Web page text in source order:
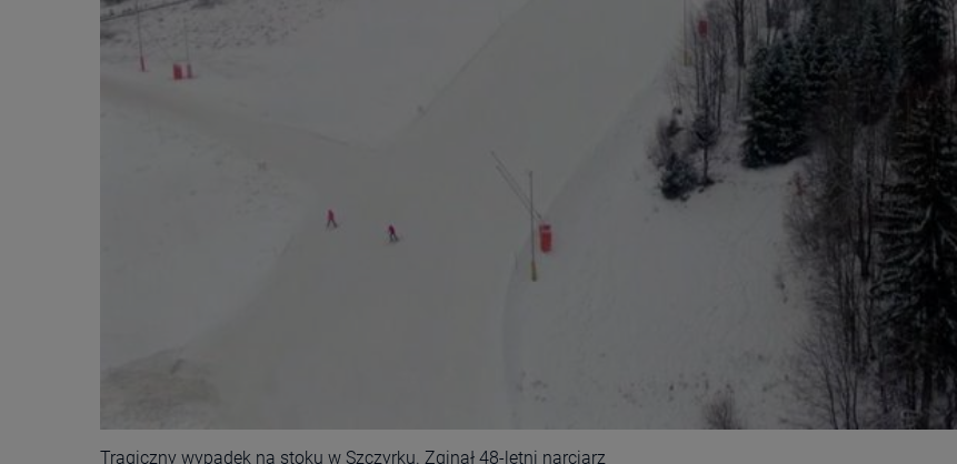
Tragiczny wypadek na stoku w Szczyrku. Zginął 48-letni narciarz